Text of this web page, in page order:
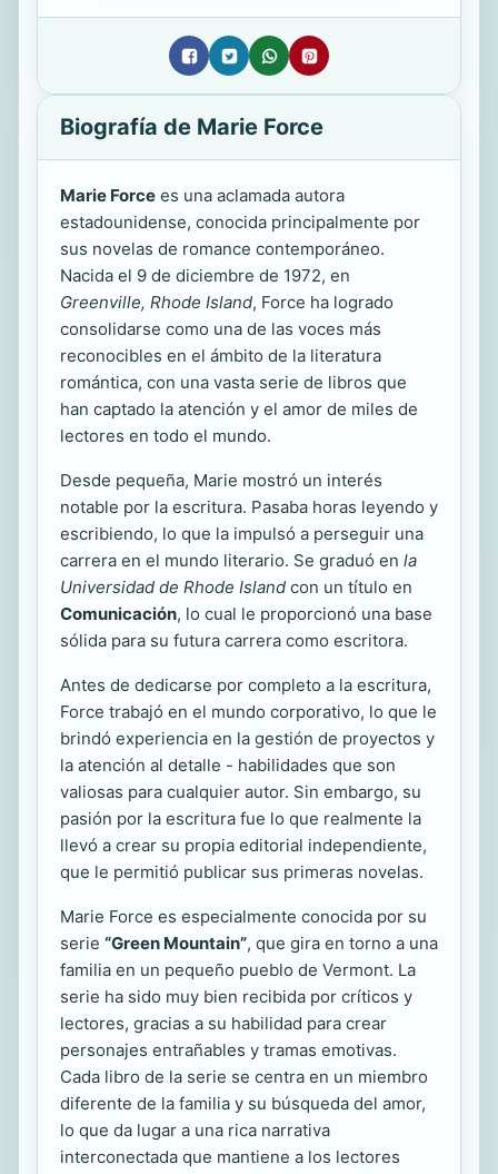
Biografía de Marie Force
Marie Force es una aclamada autora
estadounidense, conocida principalmente por
sus novelas de romance contemporáneo.
Nacida el 9 de diciembre de 1972, en
Greenville, Rhode Island, Force ha logrado
consolidarse como una de las voces más
reconocibles en el ámbito de la literatura
romántica, con una vasta serie de libros que
han captado la atención y el amor de miles de
lectores en todo el mundo.
Desde pequeña, Marie mostró un interés
notable por la escritura. Pasaba horas leyendo y
escribiendo, lo que la impulsó a perseguir una
carrera en el mundo literario. Se graduó en la
Universidad de Rhode Island con un título en
Comunicación, lo cual le proporcionó una base
sólida para su futura carrera como escritora.
Antes de dedicarse por completo a la escritura,
Force trabajó en el mundo corporativo, lo que le
brindó experiencia en la gestión de proyectos y
la atención al detalle - habilidades que son
valiosas para cualquier autor. Sin embargo, su
pasión por la escritura fue lo que realmente la
llevó a crear su propia editorial independiente,
que le permitió publicar sus primeras novelas.
Marie Force es especialmente conocida por su
serie “Green Mountain”, que gira en torno a una
familia en un pequeño pueblo de Vermont. La
serie ha sido muy bien recibida por críticos y
lectores, gracias a su habilidad para crear
personajes entrañables y tramas emotivas.
Cada libro de la serie se centra en un miembro
diferente de la familia y su búsqueda del amor,
lo que da lugar a una rica narrativa
interconectada que mantiene a los lectores